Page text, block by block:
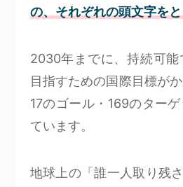
の、それぞれの頭文字をと
2030年までに、持続可能
目指すための国際目標が
17のゴール・169のター
ています。
地球上の「誰一人取り残